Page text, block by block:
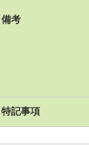
備考
特記事項